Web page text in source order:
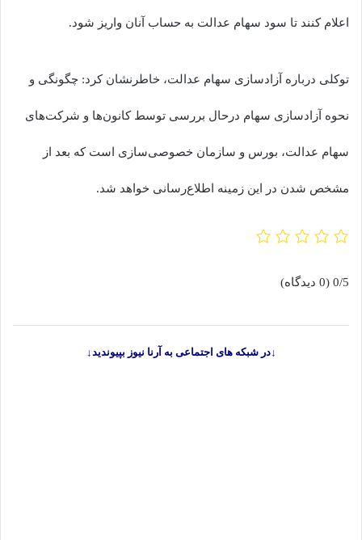
اعلام کنند تا سود سهام عدالت به حساب آنان واریز شود.
توکلی درباره آزادسازی سهام عدالت، خاطرنشان کرد: چگونگی و
نحوه آزادسازی سهام درحال بررسی توسط کانون‌ها و شرکت‌های
سهام عدالت، بورس و سازمان خصوصی‌سازی است که بعد از
مشخص شدن در این زمینه اطلاع‌رسانی خواهد شد.
0/5 (0 دیدگاه)
↓در شبکه های اجتماعی به آرنا نیوز بپیوندید↓